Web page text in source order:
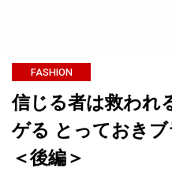
FASHION
信じる者は救われ
ゲる とっておき
＜後編＞